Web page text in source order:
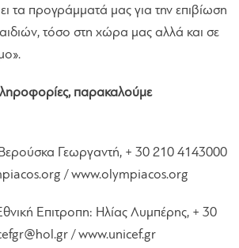
τα προγράμματά μας για την επιβίωση
τόσο στη χώρα μας αλλά και σε
παρακαλούμε
Γεωργαντή, + 30 210 4143000
/ www.olympiacos.org
Επιτροπη: Ηλίας Λυμπέρης, + 30
/ www.unicef.gr